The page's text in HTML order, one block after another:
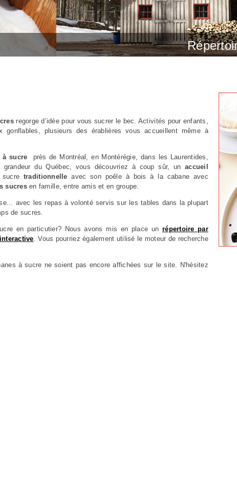
regorge d’idée pour vous sucrer le bec. Activités pour enfants,
plusieurs des érablières vous accueillent même à
à sucre près de Montréal, en Montérégie, dans les Laurentides,
du Québec, vous découvriez à coup sûr, unaccueil
traditionnelleavec son poêle à bois à la cabane avec
sucresen famille, entre amis et en groupe.
avec les repas à volonté servis sur les tables dans la plupart
de sucres.
en particutier? Nous avons mis en place un répertoire par
. Vous pourriez également utilisé le moteur de recherche
à sucre ne soient pas encore affichées sur le site. N'hésitez